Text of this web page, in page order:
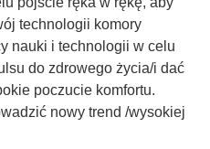
technologii komory
nauki i technologii w celu
do zdrowego życia/i dać
poczucie komfortu.
nowy trend /wysokiej